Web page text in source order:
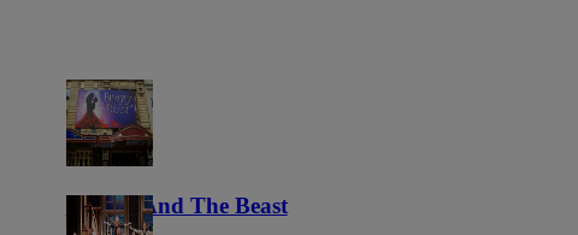
Beauty And The Beast